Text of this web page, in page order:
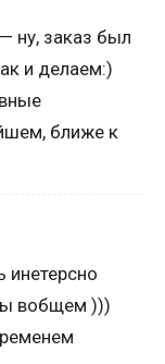
ну, заказ был
и делаем:)
ближе к
инетерсно
вобщем )))